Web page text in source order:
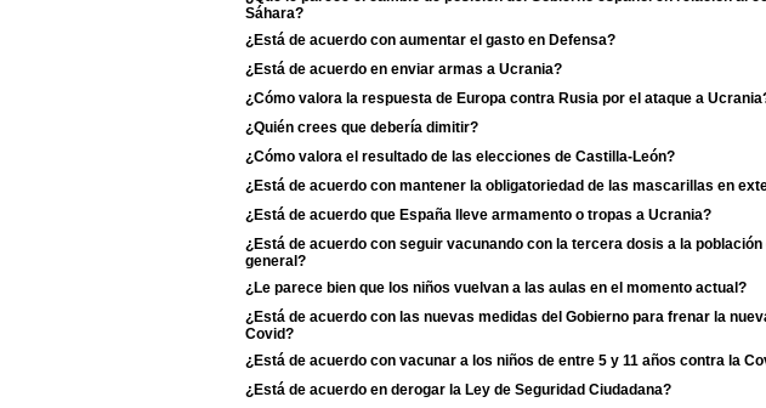
Sáhara?
¿Está de acuerdo con aumentar el gasto en Defensa?
¿Está de acuerdo en enviar armas a Ucrania?
¿Cómo valora la respuesta de Europa contra Rusia por el ataque a
¿Quién crees que debería dimitir?
¿Cómo valora el resultado de las elecciones de Castilla-León?
¿Está de acuerdo con mantener la obligatoriedad de las mascarillas en
¿Está de acuerdo que España lleve armamento o tropas a Ucrania?
¿Está de acuerdo con seguir vacunando con la tercera dosis a la población
general?
¿Le parece bien que los niños vuelvan a las aulas en el momento actual?
¿Está de acuerdo con las nuevas medidas del Gobierno para frenar la
Covid?
¿Está de acuerdo con vacunar a los niños de entre 5 y 11 años contra la
¿Está de acuerdo en derogar la Ley de Seguridad Ciudadana?